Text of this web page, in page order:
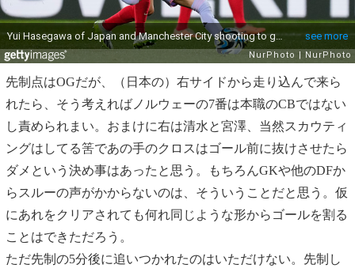
先制点はOGだが、（日本の）右サイドから走り込んで来ら
れたら、そう考えればノルウェーの7番は本職のCBではない
し責められまい。おまけに右は清水と宮澤、当然スカウティ
ングはしてる筈であの手のクロスはゴール前に抜けさせたら
ダメという決め事はあったと思う。もちろんGKや他のDFか
らスルーの声がかからないのは、そういうことだと思う。仮
にあれをクリアされても何れ同じような形からゴールを割る
ことはできただろう。
ただ先制の5分後に追いつかれたのはいただけない。先制し